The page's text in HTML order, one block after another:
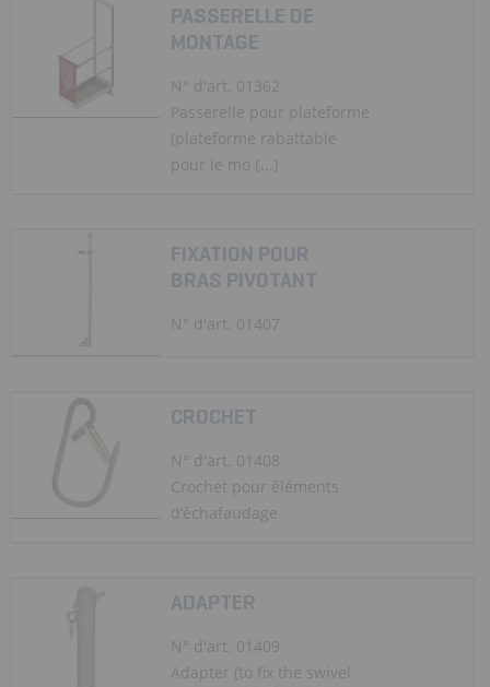
PASSERELLE DE
MONTAGE
N° d'art. 01362
Passerelle pour plateforme
(plateforme rabattable
pour le mo [...]
FIXATION POUR
BRAS PIVOTANT
N° d'art. 01407
CROCHET
N° d'art. 01408
Crochet pour éléments
d’échafaudage
ADAPTER
N° d'art. 01409
Adapter (to fix the swivel